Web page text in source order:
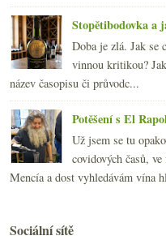
Stopětibodovka a
Doba je zlá. Jak se
vinnou kritikou?
název časopisu či průvodc...
Potěšení s El
Už jsem se tu
covidových časů,
Mencía a dost vyhledávám vína
Sociální sítě